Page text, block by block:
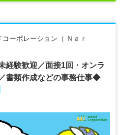
ーポレーション（ Ｎａｒ
経験歓迎／面接1回・オンラ
書類作成などの事務仕事◆